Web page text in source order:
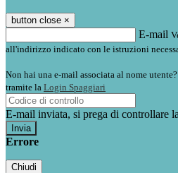
button close ×
E-mail
all'indirizzo indicato con le istruzioni
Non hai una e-mail associata al nome
tramite la Login Spaggiari
E-mail inviata, si prega di controllare
Errore
Chiudi